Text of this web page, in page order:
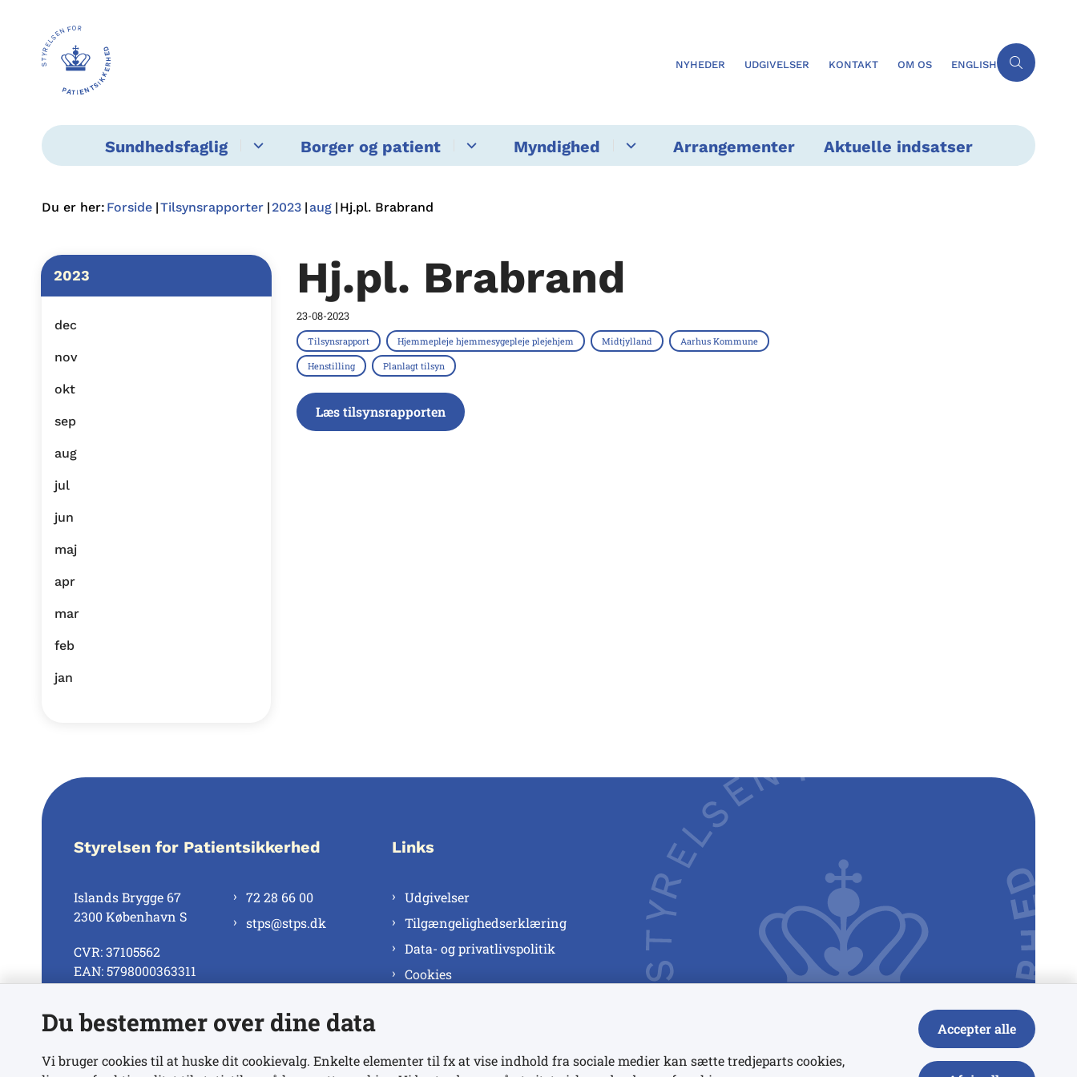
NYHEDER UDGIVELSER KONTAKT OM OS ENGLISH
Sundhedsfaglig Borger og patient Myndighed Arrangementer Aktuelle indsatser
Du er her: Forside Tilsynsrapporter 2023 aug Hj.pl. Brabrand
2023
dec
nov
okt
sep
aug
jul
jun
maj
apr
mar
feb
jan
Hj.pl. Brabrand
23-08-2023
Tilsynsrapport Hjemmepleje hjemmesygepleje plejehjem Midtjylland Aarhus Kommune
Henstilling Planlagt tilsyn
Læs tilsynsrapporten
Styrelsen for Patientsikkerhed
Islands Brygge 67
2300 København S
CVR: 37105562
EAN: 5798000363311
72 28 66 00
stps@stps.dk
Se alle kontaktnumre
Links
Udgivelser
Tilgængelighedserklæring
Data- og privatlivspolitik
Cookies
Du bestemmer over dine data
Vi bruger cookies til at huske dit cookievalg. Enkelte elementer til fx at vise indhold fra sociale medier kan sætte tredjeparts cookies,
Accepter alle